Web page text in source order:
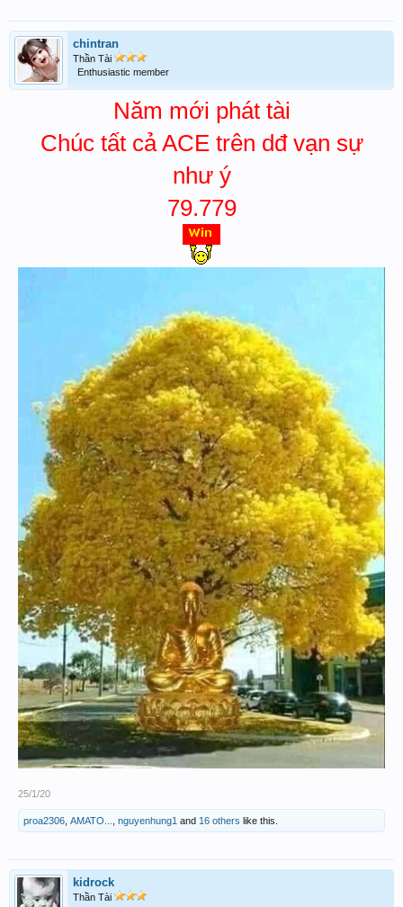
chintran
Thần Tài
Enthusiastic member
Năm mới phát tài
Chúc tất cả ACE trên dđ vạn sự
như ý
79.779
25/1/20
proa2306 AMATO... nguyenhung1 and 16 others like this.
kidrock
Thần Tài